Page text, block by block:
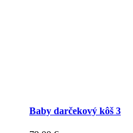
Baby darčekový kôš 3